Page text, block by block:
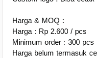
Harga & MOQ :
Harga : Rp 2.600 / pcs
Minimum order : 300 pcs
Harga belum termasuk